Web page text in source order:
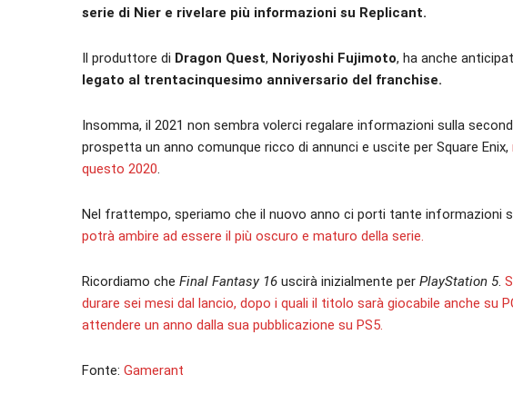
serie di Nier e rivelare più informazioni su Replicant.
Il produttore di Dragon Quest, Noriyoshi Fujimoto, ha anche
legato al trentacinquesimo anniversario del franchise.
Insomma, il 2021 non sembra volerci regalare informazioni sulla
prospetta un anno comunque ricco di annunci e uscite per Square Enix,
questo 2020.
Nel frattempo, speriamo che il nuovo anno ci porti tante informazioni
potrà ambire ad essere il più oscuro e maturo della serie.
Ricordiamo che Final Fantasy 16 uscirà inizialmente per PlayStation 5.
durare sei mesi dal lancio, dopo i quali il titolo sarà giocabile anche su
attendere un anno dalla sua pubblicazione su PS5.
Fonte: Gamerant